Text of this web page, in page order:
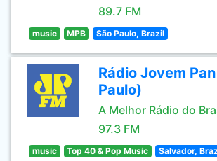
89.7 FM
music MPB São Paulo, Brazil
Rádio Jovem
Paulo)
A Melhor Rádio do
97.3 FM
music Top 40 & Pop Music Salvador,